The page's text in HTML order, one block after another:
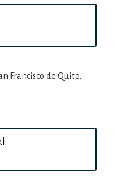
Francisco de Quito,